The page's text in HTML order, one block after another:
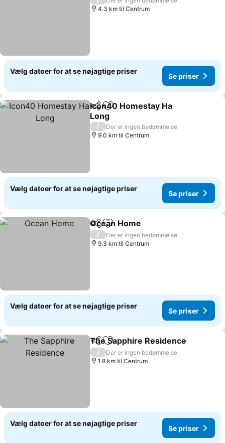
4.3 km til Centrum
Vælg datoer for at se nøjagtige priser
Se priser
Del Føj til favoritter
Icon40 Homestay Ha
Long
/
Der er ingen bedømmelse
9.0 km til Centrum
Vælg datoer for at se nøjagtige priser
Se priser
Del Føj til favoritter
Ocean Home
/
Der er ingen bedømmelse
9.3 km til Centrum
Vælg datoer for at se nøjagtige priser
Se priser
Del Føj til favoritter
The Sapphire Residence
/
Der er ingen bedømmelse
1.8 km til Centrum
Vælg datoer for at se nøjagtige priser
Se priser